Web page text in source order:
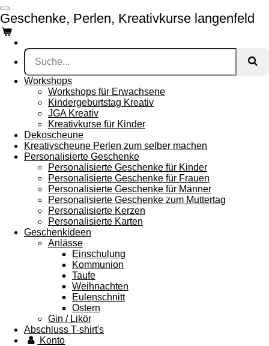
Zum
Hauptinhalt
springen
Geschenke, Perlen, Kreativkurse langenfeld
Workshops
Workshops für Erwachsene
Kindergeburtstag Kreativ
JGA Kreativ
Kreativkurse für Kinder
Dekoscheune
Kreativscheune Perlen zum selber machen
Personalisierte Geschenke
Personalisierte Geschenke für Kinder
Personalisierte Geschenke für Frauen
Personalisierte Geschenke für Männer
Personalisierte Geschenke zum Muttertag
Personalisierte Kerzen
Personalisierte Karten
Geschenkideen
Anlässe
Einschulung
Kommunion
Taufe
Weihnachten
Eulenschnitt
Ostern
Gin / Likör
Abschluss T-shirt's
Konto